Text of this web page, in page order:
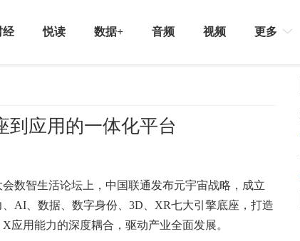
经 悦读 数据+ 音频 视频 更多
到应用的一体化平台
数智生活论坛上，中国联通发布元宇宙战略，成立
AI、数据、数字身份、3D、XR七大引擎底座，打造
应用能力的深度耦合，驱动产业全面发展。